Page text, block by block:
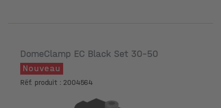
DomeClamp EC Black Set 30-50
Nouveau
Réf. produit : 2004564